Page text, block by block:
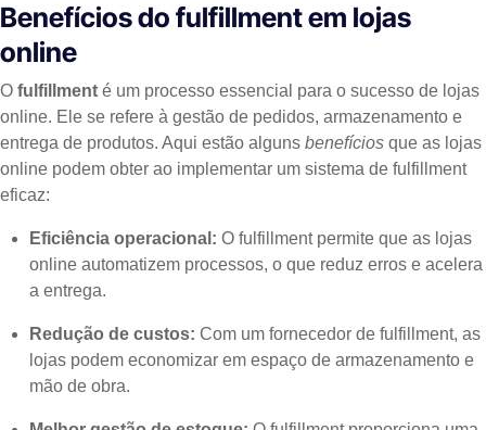
Benefícios do fulfillment em lojas
online
O fulfillment é um processo essencial para o sucesso de lojas
online. Ele se refere à gestão de pedidos, armazenamento e
entrega de produtos. Aqui estão alguns benefícios que as lojas
online podem obter ao implementar um sistema de fulfillment
eficaz:
Eficiência operacional: O fulfillment permite que as lojas
online automatizem processos, o que reduz erros e acelera
a entrega.
Redução de custos: Com um fornecedor de fulfillment, as
lojas podem economizar em espaço de armazenamento e
mão de obra.